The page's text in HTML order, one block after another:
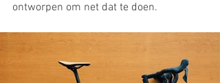
ontworpen om net dat te doen.